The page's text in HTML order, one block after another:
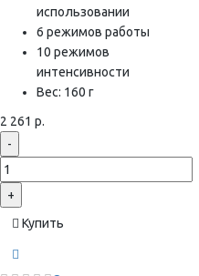
использовании
6 режимов работы
10 режимов
интенсивности
Вес: 160 г
2 261 р.
-
+
Купить